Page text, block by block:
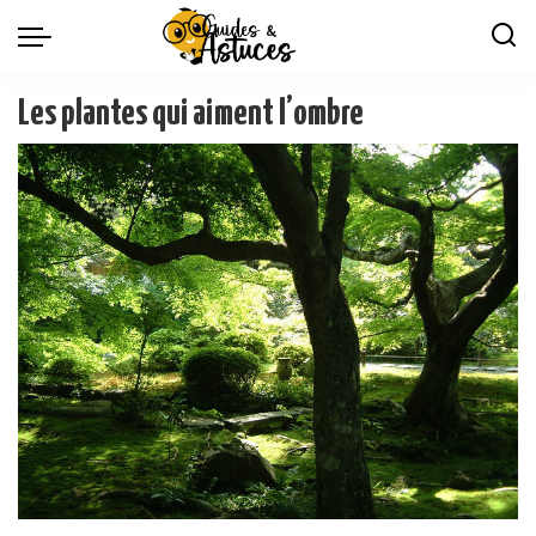
Les plantes qui aiment l’ombre